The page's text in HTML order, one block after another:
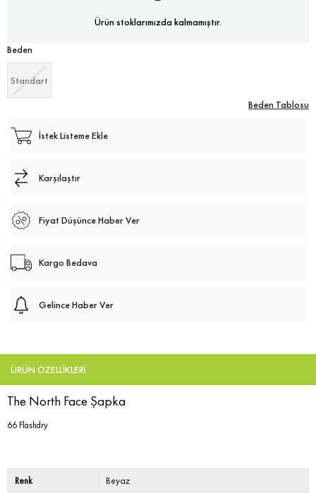
Ürün stoklarımızda kalmamıştır.
Beden
Standart
Beden Tablosu
İstek Listeme Ekle
Karşılaştır
Fiyat Düşünce Haber Ver
Kargo Bedava
Gelince Haber Ver
ÜRÜN ÖZELLIKLERI
The North Face Şapka
66 Flashdry
Renk Beyaz